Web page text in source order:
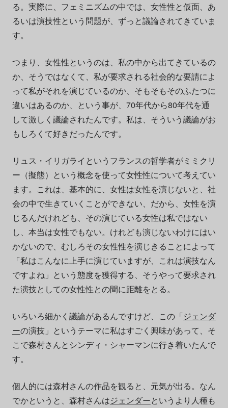
る。実際に、フェミニズムの中では、女性性と仮面、あ
るいは演技性という問題が、ずっと議論されてきていま
す。
つまり、女性性というのは、私の中から出てきているの
か、そうではなくて、私が要求される社会的な要請によ
って私がそれを演じているのか、そもそもそのふたつに
違いはあるのか、という事が、70年代から80年代を通
して激しく議論されたんです。私は、そういう議論がお
もしろくて好きだったんです。
リュス・イリガライというフランスの哲学者がミミクリ
ー（擬態）という概念を使って女性性について考えてい
ます。これは、基本的に、女性は女性を演じないと、社
会の中で生きていくことができない、だから、女性を演
じるんだけれども、その演じている女性は私ではない
し、本当は女性でもない。けれども演じないわけにはい
かないので、むしろその女性性を演じきることによって
「私はこんなに上手に演じていますが、これは演技なん
ですよね」という態度を獲得する、そうやって要求され
た演技としての女性性との間に距離をとる。
いろいろ細かく議論があるんですけど、この「ジェンダ
ーの演技」というテーマに私はすごく興味があって、そ
こで森村さんとシンディ・シャーマンに行き着いたんで
す。
個人的には森村さんの作品を観ると、元気が出る。なん
でかというと、森村さんはジェンダーというより人種も